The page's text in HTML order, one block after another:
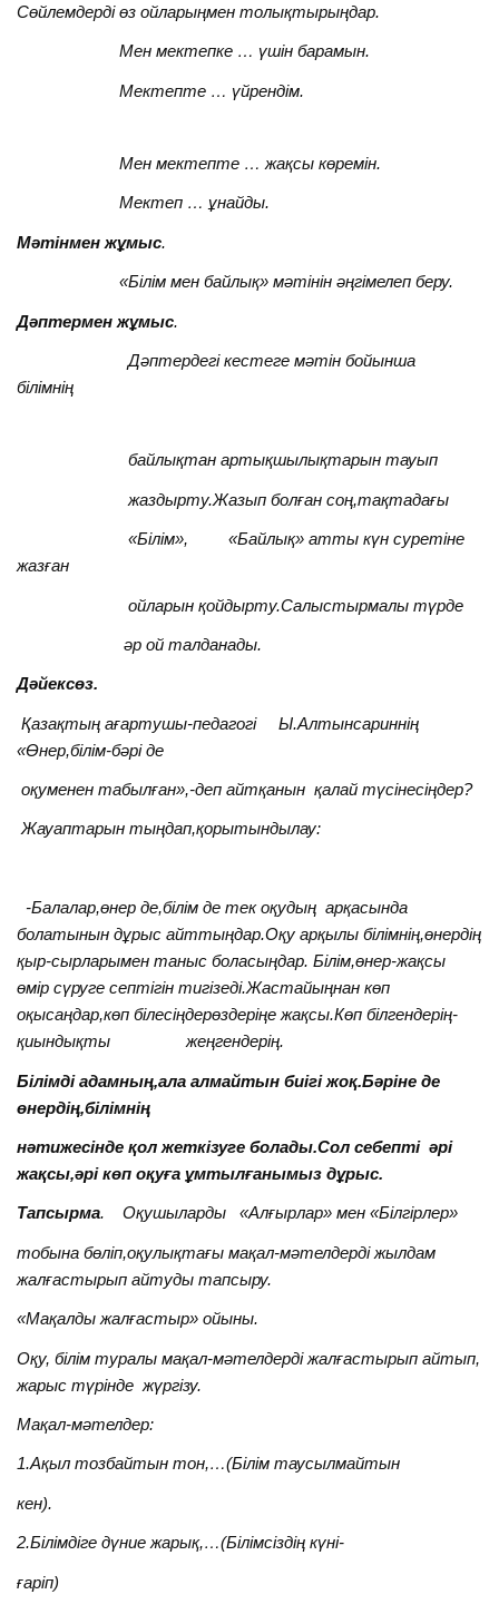
Сөйлемдерді өз ойларыңмен толықтырыңдар.
Мен мектепке … үшін барамын.
Мектепте … үйрендім.
Мен мектепте … жақсы көремін.
Мектеп … ұнайды.
Мәтінмен жұмыс.
«Білім мен байлық» мәтінін әңгімелеп беру.
Дәптермен жұмыс.
Дәптердегі кестеге мәтін бойынша
білімнің
байлықтан артықшылықтарын тауып
жаздырту.Жазып болған соң,тақтадағы
«Білім», «Байлық» атты күн суретіне
жазған
ойларын қойдырту.Салыстырмалы түрде
әр ой талданады.
Дәйексөз.
Қазақтың ағартушы-педагогі Ы.Алтынсариннің
«Өнер,білім-бәрі де
оқуменен табылған»,-деп айтқанын қалай түсінесіңдер?
Жауаптарын тыңдап,қорытындылау:
-Балалар,өнер де,білім де тек оқудың арқасында
болатынын дұрыс айттыңдар.Оқу арқылы білімнің,өнердің
қыр-сырларымен таныс боласыңдар. Білім,өнер-жақсы
өмір сүруге септігін тигізеді.Жастайыңнан көп
оқысаңдар,көп білесіңдерөздеріңе жақсы.Көп білгендерің-
қиындықты жеңгендерің.
Білімді адамның,ала алмайтын биігі жоқ.Бәріне де
өнердің,білімнің
нәтижесінде қол жеткізуге болады.Сол себепті әрі
жақсы,әрі көп оқуға ұмтылғанымыз дұрыс.
Тапсырма. Оқушыларды «Алғырлар» мен «Білгірлер»
тобына бөліп,оқулықтағы мақал-мәтелдерді жылдам
жалғастырып айтуды тапсыру.
«Мақалды жалғастыр» ойыны.
Оқу, білім туралы мақал-мәтелдерді жалғастырып айтып,
жарыс түрінде жүргізу.
Мақал-мәтелдер:
1.Ақыл тозбайтын тон,…(Білім таусылмайтын
кен).
2.Білімдіге дүние жарық,…(Білімсіздің күні-
ғаріп)